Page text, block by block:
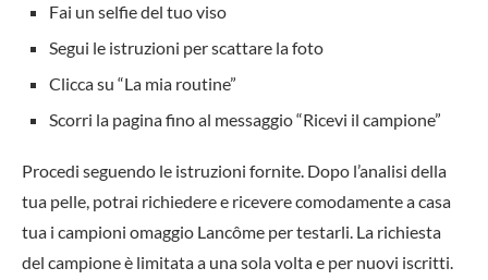
Fai un selfie del tuo viso
Segui le istruzioni per scattare la foto
Clicca su “La mia routine”
Scorri la pagina fino al messaggio “Ricevi il campione”
Procedi seguendo le istruzioni fornite. Dopo l’analisi della
tua pelle, potrai richiedere e ricevere comodamente a casa
tua i campioni omaggio Lancôme per testarli. La richiesta
del campione è limitata a una sola volta e per nuovi iscritti.